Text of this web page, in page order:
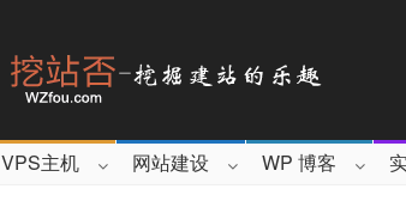
VPS主机 网站建设 WP 博客